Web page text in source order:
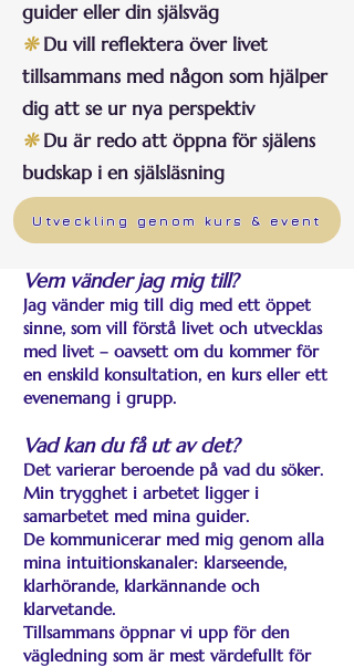
guider eller din själsväg
❊Du vill reflektera över livet
tillsammans med någon som hjälper
dig att se ur nya perspektiv
❊Du är redo att öppna för själens
budskap i en själsläsning
Utveckling genom kurs & event
Vem vänder jag mig till?
Jag vänder mig till dig med ett öppet
sinne, som vill förstå livet och utvecklas
med livet – oavsett om du kommer för
en enskild konsultation, en kurs eller ett
evenemang i grupp.
Vad kan du få ut av det?
Det varierar beroende på vad du söker.
Min trygghet i arbetet ligger i
samarbetet med mina guider.
De kommunicerar med mig genom alla
mina intuitionskanaler: klarseende,
klarhörande, klarkännande och
klarvetande.
Tillsammans öppnar vi upp för den
vägledning som är mest värdefullt för